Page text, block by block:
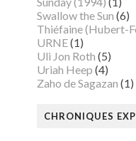
Swallow the Sun (6)
Thiéfaine (Hubert-
URNE(1)
Uli Jon Roth (5)
Uriah Heep (4)
Zaho de Sagazan (1)
CHRONIQUES